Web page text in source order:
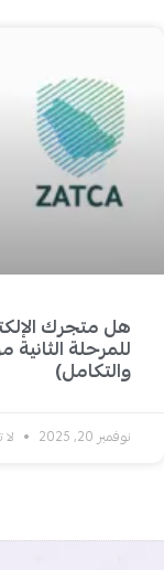
هل متجرك
للمرحلة الثانية
والتكامل)
نوفمبر 20, 2025